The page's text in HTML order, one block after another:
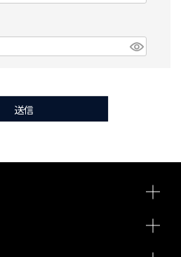
送信